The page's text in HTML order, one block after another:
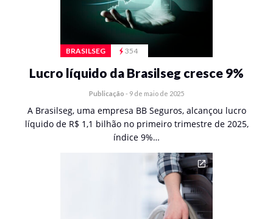
BRASILSEG 354
Lucro líquido da Brasilseg cresce 9%
Publicação - 9 de maio de 2025
A Brasilseg, uma empresa BB Seguros, alcançou lucro
líquido de R$ 1,1 bilhão no primeiro trimestre de 2025,
índice 9%…